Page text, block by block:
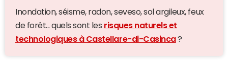
Inondation, séisme, radon, seveso, sol argileux, feux
de forêt... quels sont les risques naturels et
technologiques à Castellare-di-Casinca?